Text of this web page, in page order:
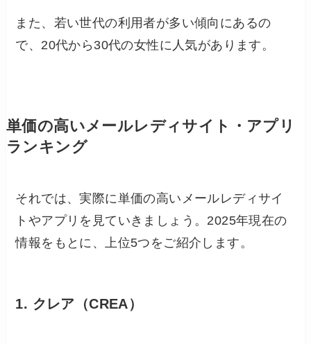
また、若い世代の利用者が多い傾向にあるの
で、20代から30代の女性に人気があります。
単価の高いメールレディサイト・アプリ
ランキング
それでは、実際に単価の高いメールレディサイ
トやアプリを見ていきましょう。2025年現在の
情報をもとに、上位5つをご紹介します。
1. クレア（CREA）